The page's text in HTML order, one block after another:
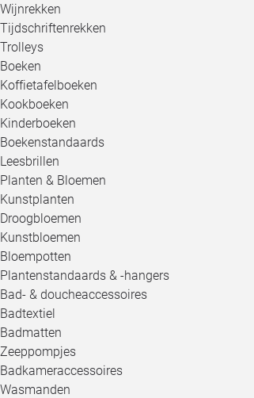
Wijnrekken
Tijdschriftenrekken
Trolleys
Boeken
Koffietafelboeken
Kookboeken
Kinderboeken
Boekenstandaards
Leesbrillen
Planten & Bloemen
Kunstplanten
Droogbloemen
Kunstbloemen
Bloempotten
Plantenstandaards & -hangers
Bad- & doucheaccessoires
Badtextiel
Badmatten
Zeeppompjes
Badkameraccessoires
Wasmanden